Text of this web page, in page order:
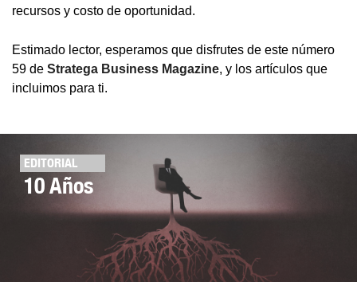
recursos y costo de oportunidad.
Estimado lector, esperamos que disfrutes de este número
59 de Stratega Business Magazine, y los artículos que
incluimos para ti.
EDITORIAL
10 Años